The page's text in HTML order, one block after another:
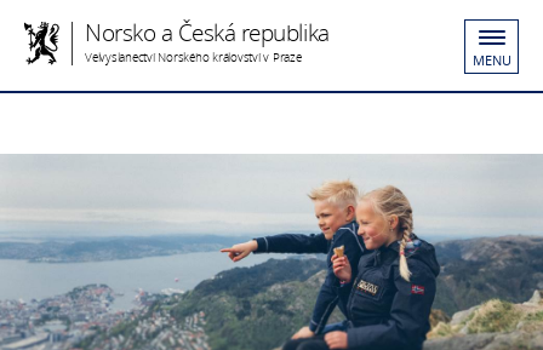
Norsko a Česká republika
Velvyslanectví Norského království v Praze MENU